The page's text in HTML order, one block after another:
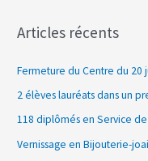
h
h
e
Articles récents
Fermeture du Centre du 20
2 élèves lauréats dans un
118 diplômés en Service
Vernissage en Bijouterie-